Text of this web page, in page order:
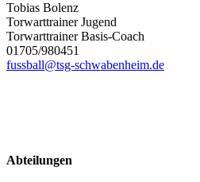
Tobias Bolenz
Torwarttrainer Jugend
Torwarttrainer Basis-Coach
01705/980451
fussball@tsg-schwabenheim.de
Abteilungen